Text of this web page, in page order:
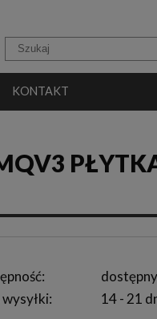
KONTAKT
wysyłki:
14 - 21